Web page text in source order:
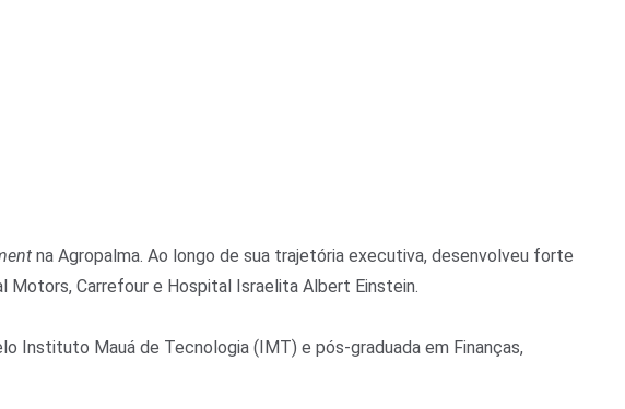
na Agropalma. Ao longo de sua trajetória executiva, desenvolveu forte
Carrefour e Hospital Israelita Albert Einstein.
Instituto Mauá de Tecnologia (IMT) e pós-graduada em Finanças,